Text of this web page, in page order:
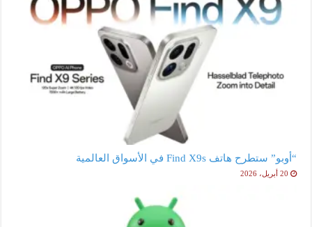
“أوبو” ستطرح هاتف Find X9s في الأسواق العالمية
20 أبريل، 2026